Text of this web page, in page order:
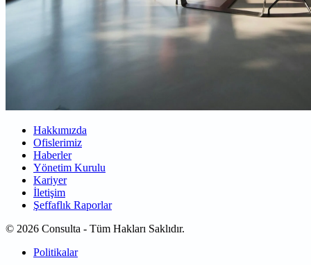
Hakkımızda
Ofislerimiz
Haberler
Yönetim Kurulu
Kariyer
İletişim
Şeffaflık Raporlar
© 2026 Consulta - Tüm Hakları Saklıdır.
Politikalar